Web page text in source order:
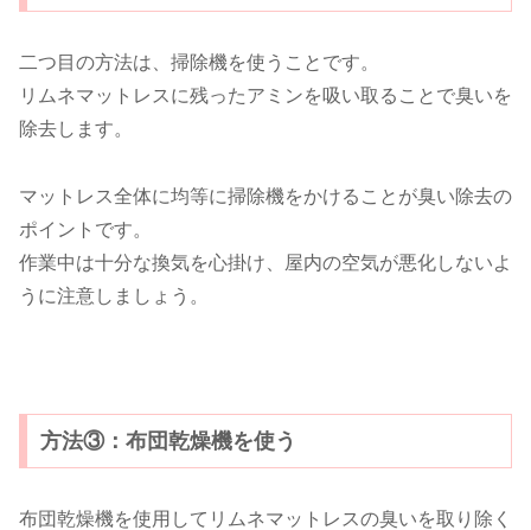
二つ目の方法は、掃除機を使うことです。
リムネマットレスに残ったアミンを吸い取ることで臭いを
除去します。
マットレス全体に均等に掃除機をかけることが臭い除去の
ポイントです。
作業中は十分な換気を心掛け、屋内の空気が悪化しないよ
うに注意しましょう。
方法③：布団乾燥機を使う
布団乾燥機を使用してリムネマットレスの臭いを取り除く